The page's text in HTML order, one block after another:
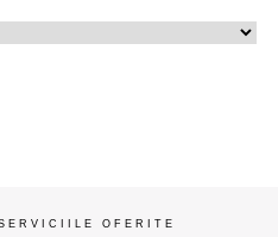
OFERITE